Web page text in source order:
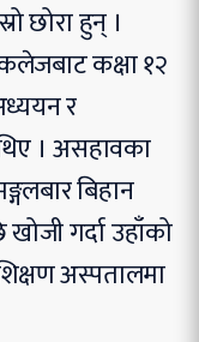
छोरा हुन् ।
कक्षा १२
र
। असहावका
बिहान
गर्दा उहाँको
अस्पतालमा